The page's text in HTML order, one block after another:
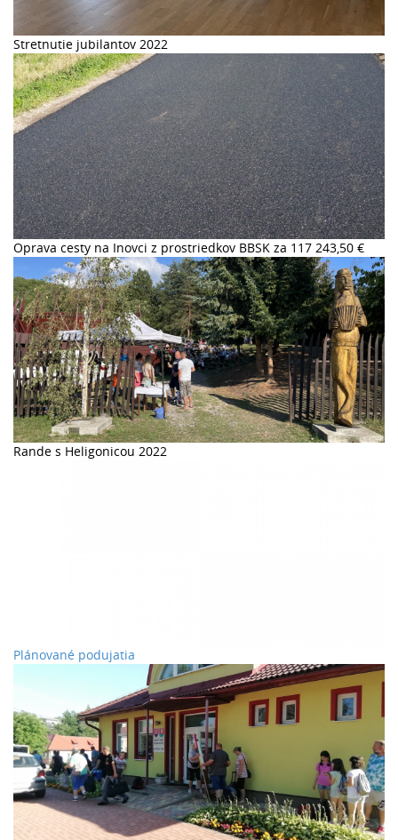
Stretnutie jubilantov 2022
Oprava cesty na Inovci z prostriedkov BBSK za 117 243,50 €
Rande s Heligonicou 2022
Plánované podujatia